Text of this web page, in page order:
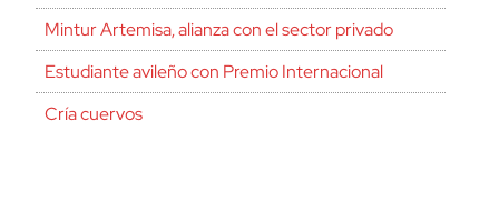
Mintur Artemisa, alianza con el sector privado
Estudiante avileño con Premio Internacional
Cría cuervos